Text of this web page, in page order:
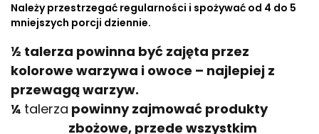
Należy przestrzegać regularności i spożywać od 4 do 5
mniejszych porcji dziennie.
½ talerza powinna być zajęta przez
kolorowe warzywa i owoce – najlepiej z
przewagą warzyw.
¼ talerza powinny zajmować produkty
zbożowe, przede wszystkim